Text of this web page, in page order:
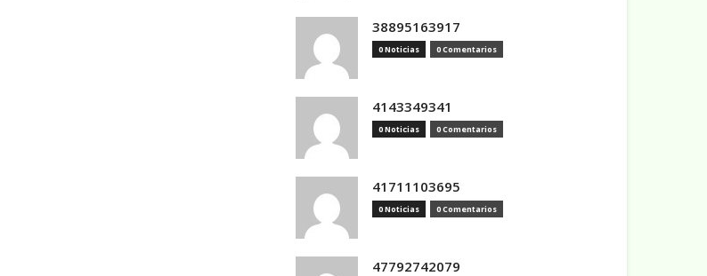
38895163917
0 Noticias 0 Comentarios
4143349341
0 Noticias 0 Comentarios
41711103695
0 Noticias 0 Comentarios
47792742079